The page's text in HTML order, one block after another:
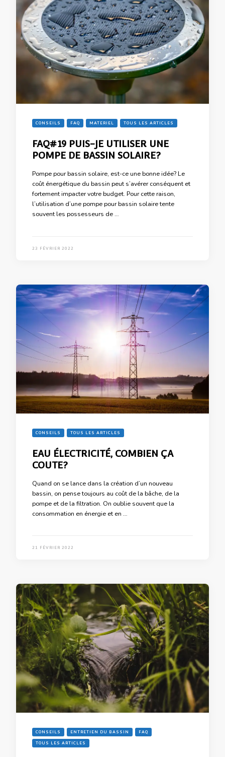
CONSEILS FAQ MATERIEL TOUS LES ARTICLES
FAQ#19 PUIS-JE UTILISER UNE
POMPE DE BASSIN SOLAIRE?
Pompe pour bassin solaire, est-ce une bonne idée? Le
coût énergétique du bassin peut s’avérer conséquent et
fortement impacter votre budget. Pour cette raison,
l’utilisation d’une pompe pour bassin solaire tente
souvent les possesseurs de …
23 FÉVRIER 2022
CONSEILS TOUS LES ARTICLES
EAU ÉLECTRICITÉ, COMBIEN ÇA
COUTE?
Quand on se lance dans la création d’un nouveau
bassin, on pense toujours au coût de la bâche, de la
pompe et de la filtration. On oublie souvent que la
consommation en énergie et en …
21 FÉVRIER 2022
CONSEILS ENTRETIEN DU BASSIN
FAQ
TOUS LES ARTICLES